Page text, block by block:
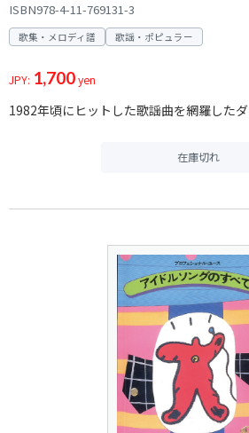
ISBN978-4-11-769131-3
歌集・メロディ譜 歌謡・ポピュラー
JPY: 1,700yen
1982年頃にヒットした歌謡曲を網羅したダ
在庫切れ